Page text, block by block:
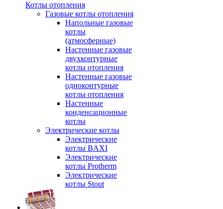
Котлы отопления
Газовые котлы отопления
Напольные газовые
котлы
(атмосферные)
Настенные газовые
двухконтурные
котлы отопления
Настенные газовые
одноконтурные
котлы отопления
Настенные
конденсационные
котлы
Электрические котлы
Электрические
котлы BAXI
Электрические
котлы Protherm
Электрические
котлы Stout